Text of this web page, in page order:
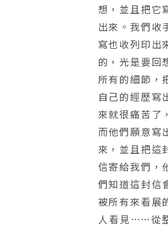
想，並且把它
出來。我們收
寫也收列印出
的，光是要回
所有的細節，
自己的經歷寫
來就很痛苦了，
而他們願意寫
來，並且把這
信寄給我們，
們知道這封信
被所有來看展
人看見……從